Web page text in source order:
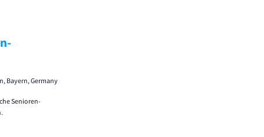
Bayern, Germany
Senioren-